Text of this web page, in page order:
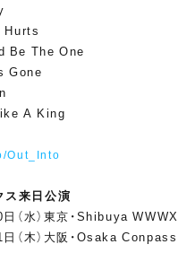
Be The One
Gone
A King
Out_Into
ス来日公演
（水）東京・Shibuya WWWX
（木）大阪・Osaka Conpass